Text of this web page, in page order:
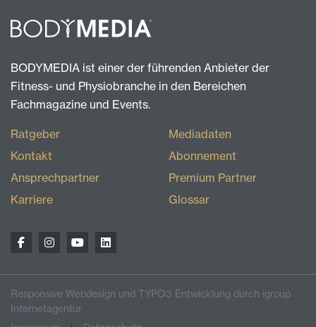
BODYMEDIA ist einer der führenden Anbieter der
Fitness- und Physiobranche in den Bereichen
Fachmagazine und Events.
Ratgeber
Kontakt
Ansprechpartner
Karriere
Mediadaten
Abonnement
Premium Partner
Glossar
Responsive Webdesign und TYPO3 Entwicklung durch igroup
Internetagentur